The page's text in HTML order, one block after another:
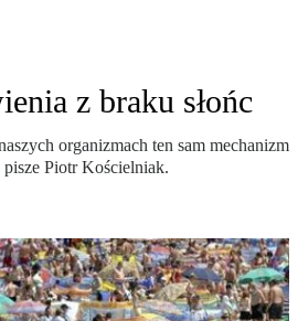
z braku słońc
organizmach ten sam mechanizm
Piotr Kościelniak.